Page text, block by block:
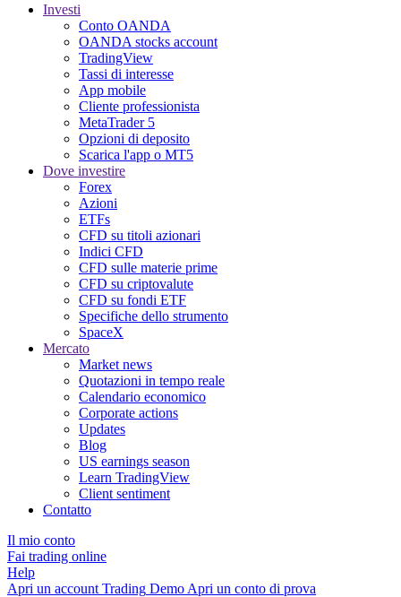
Investi
Conto OANDA
OANDA stocks account
TradingView
Tassi di interesse
App mobile
Cliente professionista
MetaTrader 5
Opzioni di deposito
Scarica l'app o MT5
Dove investire
Forex
Azioni
ETFs
CFD su titoli azionari
Indici CFD
CFD sulle materie prime
CFD su criptovalute
CFD su fondi ETF
Specifiche dello strumento
SpaceX
Mercato
Market news
Quotazioni in tempo reale
Calendario economico
Corporate actions
Updates
Blog
US earnings season
Learn TradingView
Client sentiment
Contatto
Il mio conto
Fai trading online
Help
Apri un account Trading Demo Apri un conto di prova